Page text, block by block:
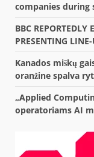
companies during
BBC REPORTEDLY
PRESENTING
Kanados miškų
oranžine spalva
„Applied
operatoriams AI